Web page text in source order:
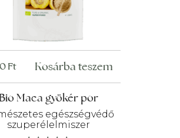
Bio Maca gyökér por
egészségvédő
szuperélelmiszer
Ft Kosárba teszem